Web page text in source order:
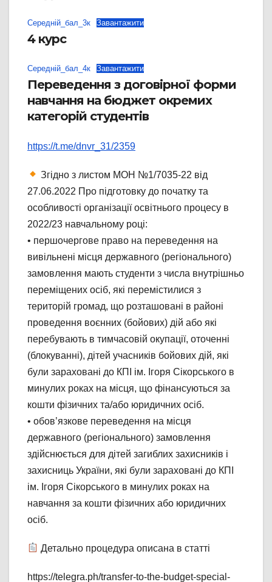
Середній_бал_3к Завантажити
4 курс
Середній_бал_4к Завантажити
Переведення з договірної форми
навчання на бюджет окремих
категорій студентів
https://t.me/dnvr_31/2359
Згідно з листом МОН №1/7035-22 від
27.06.2022 Про підготовку до початку та
особливості організації освітнього процесу в
2022/23 навчальному році:
• першочергове право на переведення на
вивільнені місця державного (регіонального)
замовлення мають студенти з числа внутрішньо
переміщених осіб, які перемістилися з
територій громад, що розташовані в районі
проведення воєнних (бойових) дій або які
перебувають в тимчасовій окупації, оточенні
(блокуванні), дітей учасників бойових дій, які
були зараховані до КПІ ім. Ігоря Сікорського в
минулих роках на місця, що фінансуються за
кошти фізичних та/або юридичних осіб.
• обов’язкове переведення на місця
державного (регіонального) замовлення
здійснюється для дітей загиблих захисників і
захисниць України, які були зараховані до КПІ
ім. Ігоря Сікорського в минулих роках на
навчання за кошти фізичних або юридичних
осіб.
Детально процедура описана в статті
https://telegra.ph/transfer-to-the-budget-special-